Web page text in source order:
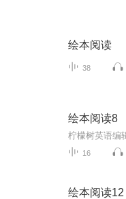
绘本阅读
38
绘本阅读8
16
绘本阅读12